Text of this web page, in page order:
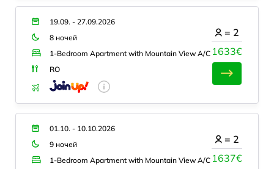
19.09. - 27.09.2026
8 ночей
1-Bedroom Apartment with Mountain View A/C
RO
1633€
= 2
01.10. - 10.10.2026
9 ночей
1-Bedroom Apartment with Mountain View A/C 1637€
= 2